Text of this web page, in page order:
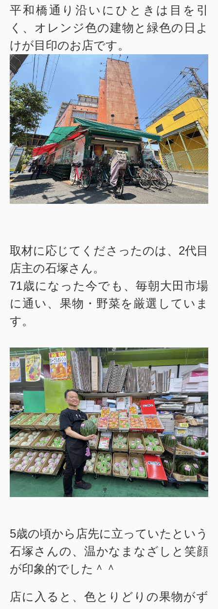
平和橋通り沿いにひときは目を引
く、オレンジ色の建物と緑色の日よ
けが目印のお店です。
取材に応じてくださったのは、2代目
店主の石塚さん。
71歳になった今でも、毎朝大田市場
に通い、果物・野菜を厳選していま
す。
5歳の頃から店先に立っていたという
石塚さんの、温かなまなざしと笑顔
が印象的でした＾＾
店に入ると、色とりどりの果物がず